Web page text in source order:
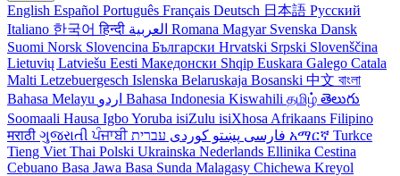
English Español Português Français Deutsch 日本語 Русский
Italiano 한국어हिन्दी Romana Magyar Svenska Dansk
Suomi Norsk Slovencina Български Hrvatski Srpski Slovenščina
Lietuvių Latviešu Eesti Македонски Shqip Euskara Galego Catala
Malti Letzebuergesch Islenska Belaruskaja Bosanski 中文 বাংলা
Bahasa Melayu
Bahasa Indonesia Kiswahili தமிழ் తెలుగు
Soomaali Hausa IgboYoruba isiZulu isiXhosa Afrikaans Filipino
मराठी ગુજરાતીਪੰਜਾਬੀ فارسی پښتو کوردی አማርኛ Turkce
Tieng Viet Thai Polski Ukrainska Nederlands Ellinika Cestina
Cebuano Basa Jawa Basa Sunda Malagasy Chichewa Kreyol